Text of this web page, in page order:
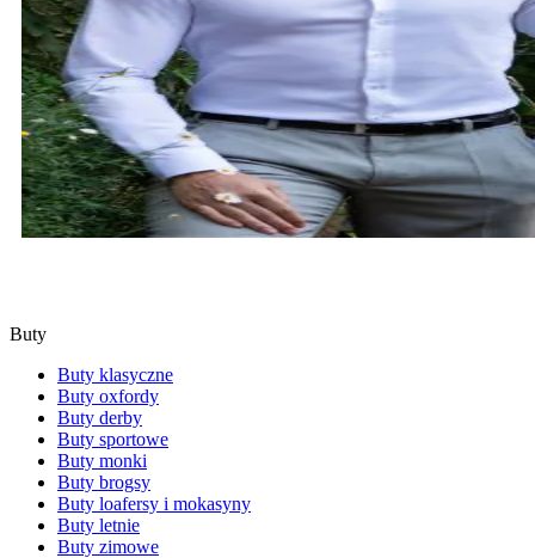
Buty
Buty klasyczne
Buty oxfordy
Buty derby
Buty sportowe
Buty monki
Buty brogsy
Buty loafersy i mokasyny
Buty letnie
Buty zimowe